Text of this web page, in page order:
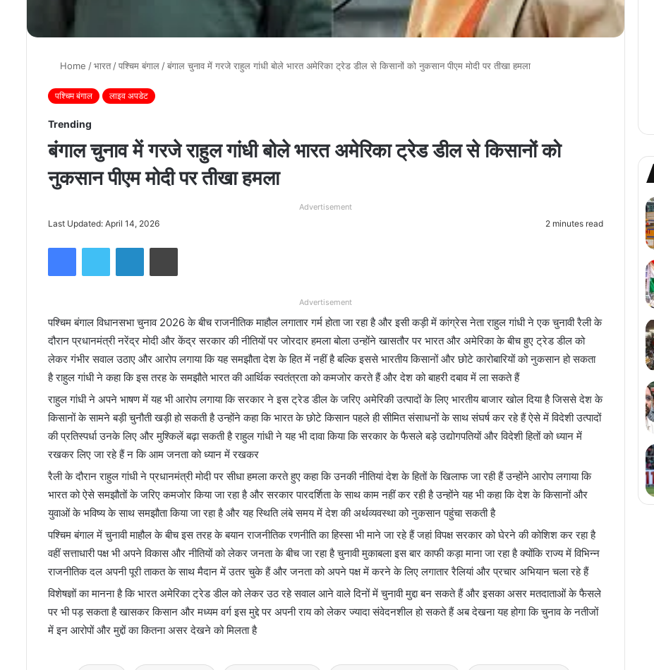
Home /भारत /पश्चिम बंगाल /बंगाल चुनाव में गरजे राहुल गांधी बोले भारत अमेरिका ट्रेड डील से किसानों को नुकसान पीएम मोदी पर तीखा हमला
पश्चिम बंगाल लाइव अपडेट
Trending
बंगाल चुनाव में गरजे राहुल गांधी बोले भारत अमेरिका ट्रेड डील से किसानों को
नुकसान पीएम मोदी पर तीखा हमला
Advertisement
Last Updated: April 14, 2026 2 minutes read
Advertisement
पश्चिम बंगाल विधानसभा चुनाव 2026 के बीच राजनीतिक माहौल लगातार गर्म होता जा रहा है और इसी कड़ी में कांग्रेस नेता राहुल गांधी ने एक चुनावी रैली के
दौरान प्रधानमंत्री नरेंद्र मोदी और केंद्र सरकार की नीतियों पर जोरदार हमला बोला उन्होंने खासतौर पर भारत और अमेरिका के बीच हुए ट्रेड डील को
लेकर गंभीर सवाल उठाए और आरोप लगाया कि यह समझौता देश के हित में नहीं है बल्कि इससे भारतीय किसानों और छोटे कारोबारियों को नुकसान हो सकता
है राहुल गांधी ने कहा कि इस तरह के समझौते भारत की आर्थिक स्वतंत्रता को कमजोर करते हैं और देश को बाहरी दबाव में ला सकते हैं
राहुल गांधी ने अपने भाषण में यह भी आरोप लगाया कि सरकार ने इस ट्रेड डील के जरिए अमेरिकी उत्पादों के लिए भारतीय बाजार खोल दिया है जिससे देश के
किसानों के सामने बड़ी चुनौती खड़ी हो सकती है उन्होंने कहा कि भारत के छोटे किसान पहले ही सीमित संसाधनों के साथ संघर्ष कर रहे हैं ऐसे में विदेशी उत्पादों
की प्रतिस्पर्धा उनके लिए और मुश्किलें बढ़ा सकती है राहुल गांधी ने यह भी दावा किया कि सरकार के फैसले बड़े उद्योगपतियों और विदेशी हितों को ध्यान में
रखकर लिए जा रहे हैं न कि आम जनता को ध्यान में रखकर
रैली के दौरान राहुल गांधी ने प्रधानमंत्री मोदी पर सीधा हमला करते हुए कहा कि उनकी नीतियां देश के हितों के खिलाफ जा रही हैं उन्होंने आरोप लगाया कि
भारत को ऐसे समझौतों के जरिए कमजोर किया जा रहा है और सरकार पारदर्शिता के साथ काम नहीं कर रही है उन्होंने यह भी कहा कि देश के किसानों और
युवाओं के भविष्य के साथ समझौता किया जा रहा है और यह स्थिति लंबे समय में देश की अर्थव्यवस्था को नुकसान पहुंचा सकती है
पश्चिम बंगाल में चुनावी माहौल के बीच इस तरह के बयान राजनीतिक रणनीति का हिस्सा भी माने जा रहे हैं जहां विपक्ष सरकार को घेरने की कोशिश कर रहा है
वहीं सत्ताधारी पक्ष भी अपने विकास और नीतियों को लेकर जनता के बीच जा रहा है चुनावी मुकाबला इस बार काफी कड़ा माना जा रहा है क्योंकि राज्य में विभिन्न
राजनीतिक दल अपनी पूरी ताकत के साथ मैदान में उतर चुके हैं और जनता को अपने पक्ष में करने के लिए लगातार रैलियां और प्रचार अभियान चला रहे हैं
विशेषज्ञों का मानना है कि भारत अमेरिका ट्रेड डील को लेकर उठ रहे सवाल आने वाले दिनों में चुनावी मुद्दा बन सकते हैं और इसका असर मतदाताओं के फैसले
पर भी पड़ सकता है खासकर किसान और मध्यम वर्ग इस मुद्दे पर अपनी राय को लेकर ज्यादा संवेदनशील हो सकते हैं अब देखना यह होगा कि चुनाव के नतीजों
में इन आरोपों और मुद्दों का कितना असर देखने को मिलता है